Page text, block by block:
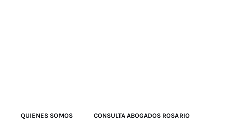
QUIENES SOMOS CONSULTA ABOGADOS ROSARIO